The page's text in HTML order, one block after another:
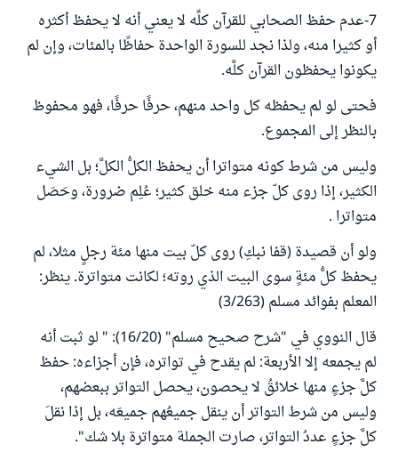
7-عدم حفظ الصحابي للقرآن كلِّه لا يعني أنه لا يحفظ أكثره
أو كثيرا منه، ولذا نجد للسورة الواحدة حفاظًا بالمئات، وإن لم
يكونوا يحفظون القرآن كلَّه.
فحتى لو لم يحفظه كل واحد منهم، حرفًا حرفًا، فهو محفوظ
بالنظر إلى المجموع.
وليس من شرط كونه متواترا أن يحفظ الكلُّ الكلَّ؛ بل الشيء
الكثير، إذا روى كلّ جزء منه خلق كثير؛ عُلِم ضرورة، وحَصَل
متواترا .
ولو أن قصيدة (قفا نبكِ) روى كلّ بيت منها مئة رجلٍ مثلا، لم
يحفظ كلُّ مئةٍ سوى البيت الذي روته؛ لكانت متواترة. ينظر:
المعلم بفوائد مسلم (3/263)
قال النووي في "شرح صحيح مسلم" (16/20): " لو ثبت أنه
لم يجمعه إلا الأربعة: لم يقدح في تواتره، فإن أجزاءه: حفظ
كلَّ جزءٍ منها خلائقُ لا يحصون، يحصل التواتر ببعضهم،
وليس من شرط التواتر أن ينقل جميعُهم جميعَه، بل إذا نقلَ
كلَّ جزءٍ عددُ التواتر، صارت الجملة متواترة بلا شك".